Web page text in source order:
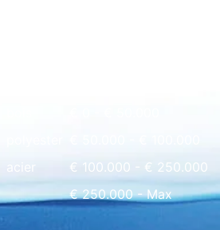
acier
€ 100.000 - € 250.000
€ 250.000 - Max